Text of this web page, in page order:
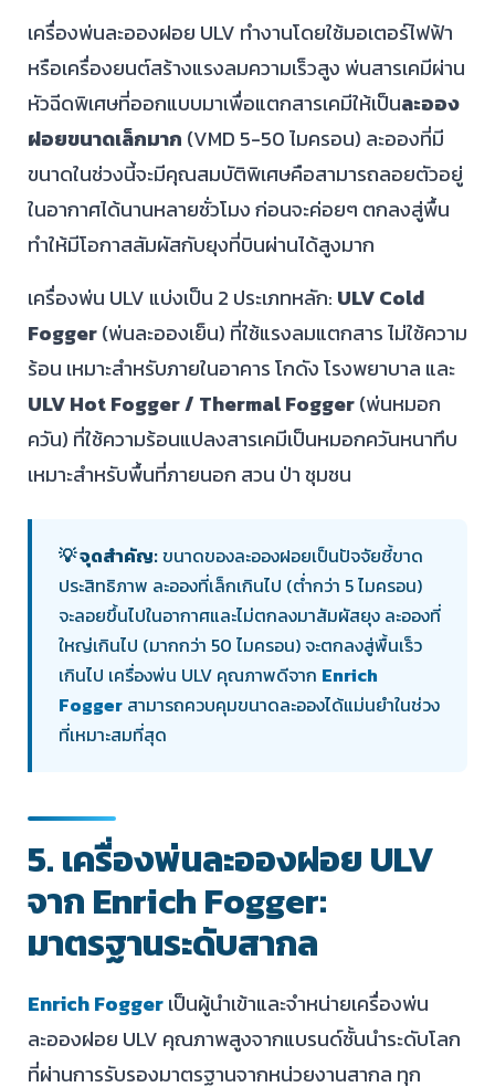
เครื่องพ่นละอองฝอย ULV ทำงานโดยใช้มอเตอร์ไฟฟ้า
หรือเครื่องยนต์สร้างแรงลมความเร็วสูง พ่นสารเคมีผ่าน
หัวฉีดพิเศษที่ออกแบบมาเพื่อแตกสารเคมีให้เป็นละออง
ฝอยขนาดเล็กมาก (VMD 5-50 ไมครอน) ละอองที่มี
ขนาดในช่วงนี้จะมีคุณสมบัติพิเศษคือสามารถลอยตัวอยู่
ในอากาศได้นานหลายชั่วโมง ก่อนจะค่อยๆ ตกลงสู่พื้น
ทำให้มีโอกาสสัมผัสกับยุงที่บินผ่านได้สูงมาก
เครื่องพ่น ULV แบ่งเป็น 2 ประเภทหลัก: ULV Cold
Fogger(พ่นละอองเย็น) ที่ใช้แรงลมแตกสาร ไม่ใช้ความ
ร้อน เหมาะสำหรับภายในอาคาร โกดัง โรงพยาบาล และ
ULV Hot Fogger / Thermal Fogger(พ่นหมอก
ควัน) ที่ใช้ความร้อนแปลงสารเคมีเป็นหมอกควันหนาทึบ
เหมาะสำหรับพื้นที่ภายนอก สวน ป่า ชุมชน
💡 จุดสำคัญ: ขนาดของละอองฝอยเป็นปัจจัยชี้ขาด
ประสิทธิภาพ ละอองที่เล็กเกินไป (ต่ำกว่า 5 ไมครอน)
จะลอยขึ้นไปในอากาศและไม่ตกลงมาสัมผัสยุง ละอองที่
ใหญ่เกินไป (มากกว่า 50 ไมครอน) จะตกลงสู่พื้นเร็ว
เกินไป เครื่องพ่น ULV คุณภาพดีจาก Enrich
Fogger สามารถควบคุมขนาดละอองได้แม่นยำในช่วง
ที่เหมาะสมที่สุด
5. เครื่องพ่นละอองฝอย ULV
จาก Enrich Fogger:
มาตรฐานระดับสากล
Enrich Foggerเป็นผู้นำเข้าและจำหน่ายเครื่องพ่น
ละอองฝอย ULV คุณภาพสูงจากแบรนด์ชั้นนำระดับโลก
ที่ผ่านการรับรองมาตรฐานจากหน่วยงานสากล ทุก